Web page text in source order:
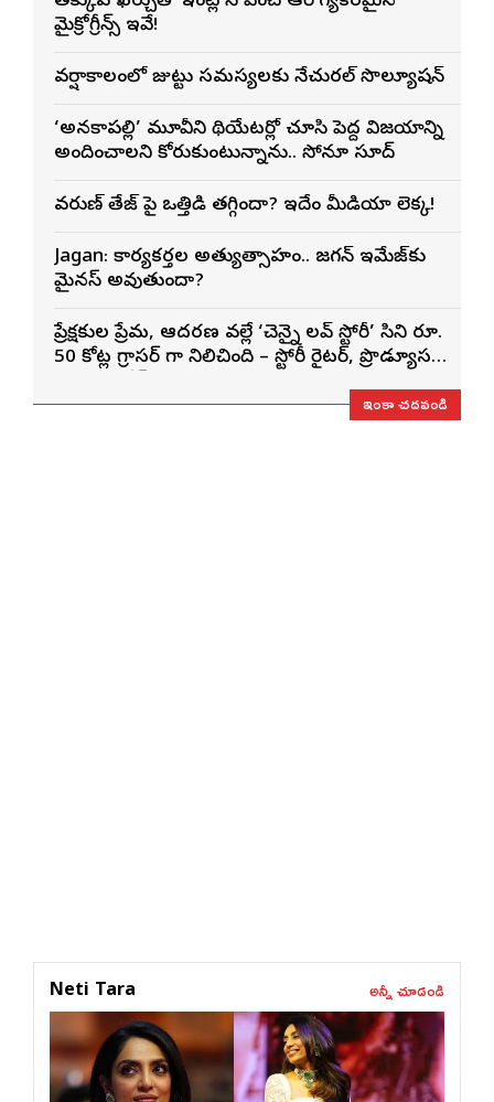
మైక్రోగ్రీన్స్ ఇవే!
వర్షాకాలంలో జుట్టు సమస్యలకు నేచురల్ సొల్యూషన్
‘అనకాపల్లి’ మూవీని థియేటర్లో చూసి పెద్ద విజయాన్ని
అందించాలని కోరుకుంటున్నాను.. సోనూ సూద్
వరుణ్ తేజ్‌ పై ఒత్తిడి తగ్గిందా? ఇదేం మీడియా లెక్క!
Jagan: కార్యకర్తల అత్యుత్సాహం.. జగన్ ఇమేజ్‌కు
మైనస్ అవుతుందా?
ప్రేక్షకుల ప్రేమ, ఆదరణ వల్లే ‘చెన్నై లవ్ స్టోరీ’ సినిమా రూ.
50 కోట్ల గ్రాసర్ గా నిలిచింది – స్టోరీ రైటర్, ప్రొడ్యూసర్
ఇంకా చదవండి
Neti Tara అన్నీ చూడండి